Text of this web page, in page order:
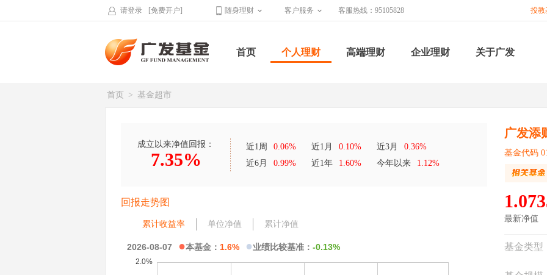
请登录 [免费开户] 随身理财 客户服务 客服热线：95105828 投教
首页 个人理财 高端理财 企业理财 关于广发
首页 > 基金超市
成立以来净值回报：
7.35%
近1周 0.06% 近1月 0.10% 近3月
0.36%
近6月
0.99% 近1年 1.60% 今年以来 1.12%
回报走势图
累计收益率 单位净值 累计净值
2026-08-07 ●本基金： 1.6% ●业绩比较基准： -0.13%
广发添
基金代码
最新净值
基金类型